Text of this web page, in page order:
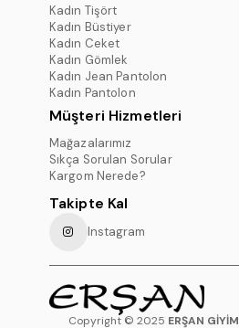
Kadın Tişört
Kadın Büstiyer
Kadın Ceket
Kadın Gömlek
Kadın Jean Pantolon
Kadın Pantolon
Müşteri Hizmetleri
Mağazalarımız
Sıkça Sorulan Sorular
Kargom Nerede?
Takipte Kal
Instagram
Copyright © 2025 ERŞAN GİYİM